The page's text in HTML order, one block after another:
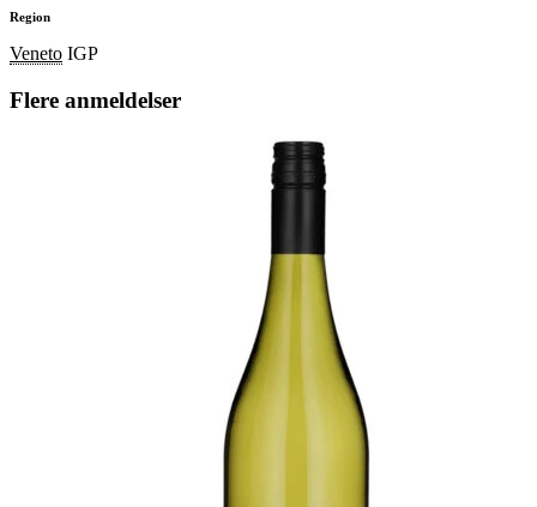
Region
Veneto IGP
Flere anmeldelser